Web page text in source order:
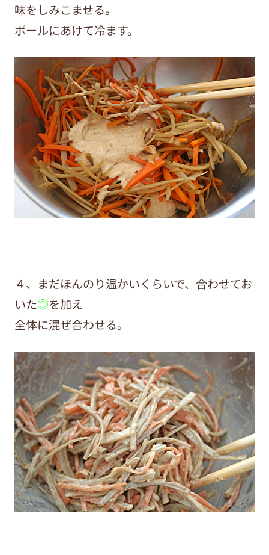
味をしみこませる。
ボールにあけて冷ます。
４、まだほんのり温かいくらいで、合わせてお
いた◎を加え
全体に混ぜ合わせる。